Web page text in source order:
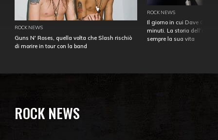
ROCK NEWS
Guns N' Roses, quella volta che Slash rischiò
di morire in tour con la band
ROCK NEWS
Il giorno in cui Dave
minuti. La storia
sempre la sua vita
ROCK NEWS